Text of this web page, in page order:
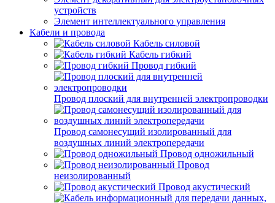
устройств
Элемент интеллектуального управления
Кабели и провода
Кабель силовой
Кабель гибкий
Провод гибкий
Провод плоский для внутренней электропроводки
Провод самонесущий изолированный для
воздушных линий электропередачи
Провод одножильный
Провод
неизолированный
Провод акустический